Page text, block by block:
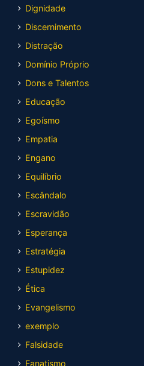
Dignidade
Discernimento
Distração
Domínio Próprio
Dons e Talentos
Educação
Egoísmo
Empatia
Engano
Equilíbrio
Escândalo
Escravidão
Esperança
Estratégia
Estupidez
Ética
Evangelismo
exemplo
Falsidade
Fanatismo